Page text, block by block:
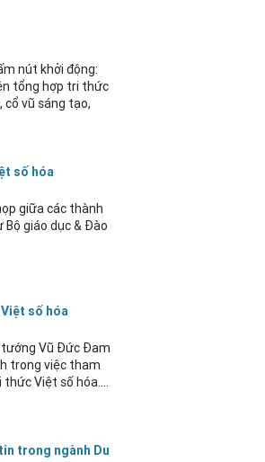
nút khởi động:
tổng hợp tri thức
cổ vũ sáng tạo,
số hóa
giữa các thành
giáo dục & Đào
số hóa
tướng Vũ Đức Đam
trong việc tham
Việt số hóa....
trong ngành Du